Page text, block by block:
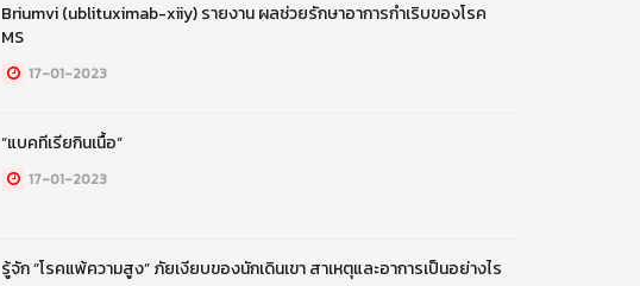
Briumvi (ublituximab-xiiy) รายงาน ผลช่วยรักษาอาการกำเริบของโรค
MS
17-01-2023
“แบคทีเรียกินเนื้อ”
17-01-2023
รู้จัก “โรคแพ้ความสูง” ภัยเงียบของนักเดินเขา สาเหตุและอาการเป็นอย่างไร